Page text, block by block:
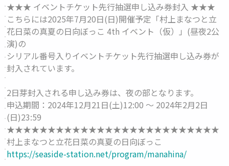
★★★ イベントチケット先行抽選申し込み券封入 ★★★
こちらには2025年7月20日(日)開催予定「村上まなつと立
花日菜の真夏の日向ぼっこ 4th イベント（仮）」(昼夜2公
演)の
シリアル番号入りイベントチケット先行抽選申し込み券が
封入されています。
2日芽封入される申し込み券は、夜の部となります。
申込期間：2024年12月21日(土)12:00 ～ 2024年2月2日
(日)23:59
★★★★★★★★★★★★★★★★★★★★★★★★★★
村上まなつと立花日菜の真夏の日向ぼっこ
https://seaside-station.net/program/manahina/